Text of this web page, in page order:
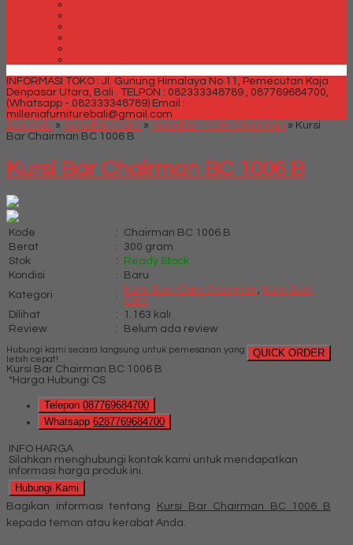
INFORMASI TOKO : Jl. Gunung Himalaya No 11, Pemecutan Kaja
Denpasar Utara, Bali . TELPON : 082333348789 , 087769684700,
(Whatsapp - 082333348789) Email :
milleniafurniturebali@gmail.com
Beranda » Kursi Bar/ Cafe » Kursi Bar / Cafe Chairman » Kursi
Bar Chairman BC 1006 B
Kursi Bar Chairman BC 1006 B
Kode :
Chairman BC 1006 B
Berat
:
300 gram
Stok
:
Ready Stock
Kondisi
:
Baru
Kategori
: Kursi Bar / Cafe Chairman Kursi Bar/
Cafe
Dilihat
:
1.163 kali
Review
: Belum ada review
QUICK ORDER
Hubungi kami secara langsung untuk pemesanan yang
lebih cepat!
Kursi Bar Chairman BC 1006 B
*Harga Hubungi CS
Telepon 087769684700
Whatsapp 6287769684700
INFO HARGA
Silahkan menghubungi kontak kami untuk mendapatkan
informasi harga produk ini.
Hubungi Kami
Bagikan informasi tentang Kursi Bar Chairman BC 1006 B
kepada teman atau kerabat Anda.